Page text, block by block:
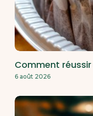
Comment
6 août 2026